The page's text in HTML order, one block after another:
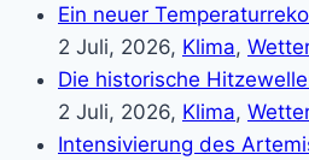
Ein neuer
2 Juli, 2026, Klima,
Die historische
2 Juli, 2026, Klima,
Intensivierung des